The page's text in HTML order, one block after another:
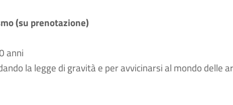
(su prenotazione)
anni
la legge di gravità e per avvicinarsi al mondo delle